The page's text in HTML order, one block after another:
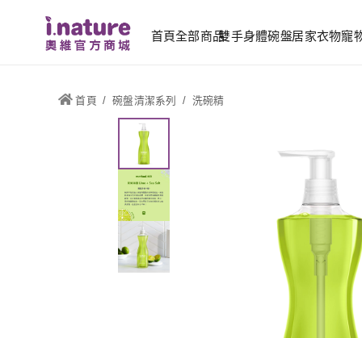
首頁全部商品雙手身體碗盤居家衣物寵
首頁 / 碗盤清潔系列 / 洗碗精